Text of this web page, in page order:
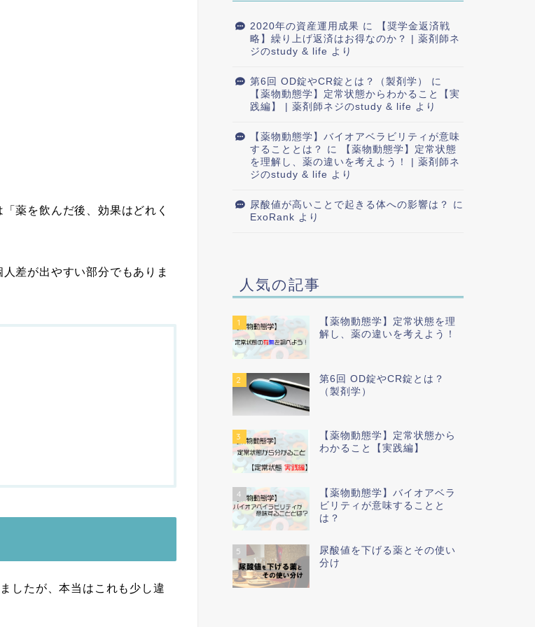
薬を飲んだ後、効果はどれく
差が出やすい部分でもありま
したが、本当はこれも少し違
2020年の資産運用成果 に
【奨学金返済戦
略】繰り上げ返済はお得なのか？ | 薬剤師ネ
ジのstudy & life より
第6回 OD錠やCR錠とは？（製剤学）
に
【薬物動態学】定常状態からわかること【実
践編】 | 薬剤師ネジのstudy & life より
【薬物動態学】バイオアベラビリティが意味
することとは？
に
【薬物動態学】定常状態
を理解し、薬の違いを考えよう！ | 薬剤師ネ
ジのstudy & life より
尿酸値が高いことで起きる体への影響は？
に
ExoRank より
人気の記事
1
【薬物動態学】定常状態を理
解し、薬の違いを考えよう！
2
第6回 OD錠やCR錠とは？
（製剤学）
3
【薬物動態学】定常状態から
わかること【実践編】
4
【薬物動態学】バイオアベラ
ビリティが意味することと
は？
5
尿酸値を下げる薬とその使い
分け